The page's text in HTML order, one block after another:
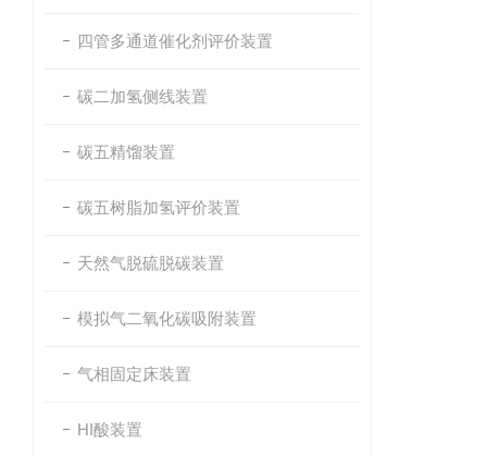
四管多通道催化剂评价装置
碳二加氢侧线装置
碳五精馏装置
碳五树脂加氢评价装置
天然气脱硫脱碳装置
模拟气二氧化碳吸附装置
气相固定床装置
HI酸装置